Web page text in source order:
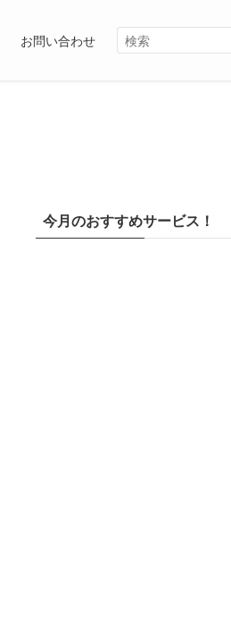
お問い合わせ
今月のおすすめサービス！